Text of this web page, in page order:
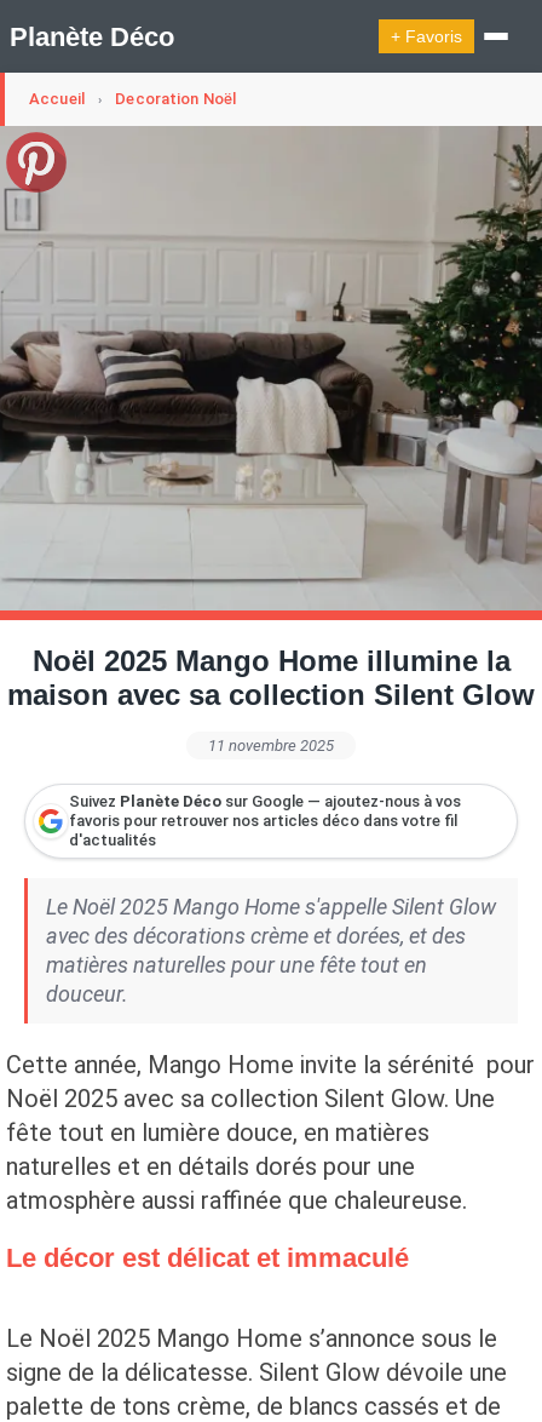
Planète Déco + Favoris
🛍︎ Shop Planète Déco
Appartement Design
Decoration Noël
Idées Déco En 10 Photos
La Semaine Décoration Et Design
Maison En Ville
Méli-Mélo Suédois
Publi Reportage
Tendance
Interieurs Scandinaves
La Décoration Selon Votre Signe Astrologique
Les Trouvailles Déco Du Jour
Maison Appartement Écologique
Maison Container/container House
Maison D'hôtes
On Décode La Déco
Question De Style
Renovation
Accueil › Decoration Noël
Noël 2025 Mango Home illumine la
maison avec sa collection Silent Glow
11 novembre 2025
Suivez Planète Déco sur Google — ajoutez-nous à vos
favoris pour retrouver nos articles déco dans votre fil
d'actualités
Le Noël 2025 Mango Home s'appelle Silent Glow
avec des décorations crème et dorées, et des
matières naturelles pour une fête tout en
douceur.
Cette année, Mango Home invite la sérénité pour
Noël 2025 avec sa collection Silent Glow. Une
fête tout en lumière douce, en matières
naturelles et en détails dorés pour une
atmosphère aussi raffinée que chaleureuse.
Le décor est délicat et immaculé
Le Noël 2025 Mango Home s’annonce sous le
signe de la délicatesse. Silent Glow dévoile une
palette de tons crème, de blancs cassés et de